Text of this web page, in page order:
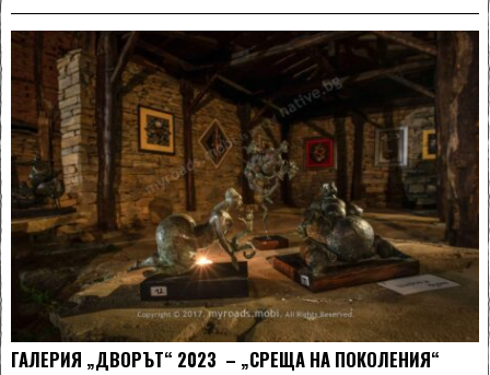
ГАЛЕРИЯ „ДВОРЪТ“ 2023 – „СРЕЩА НА ПОКОЛЕНИЯ“